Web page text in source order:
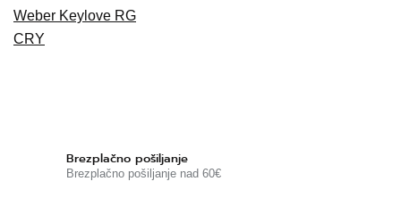
Brezplačno pošiljanje
Brezplačno pošiljanje nad 60€